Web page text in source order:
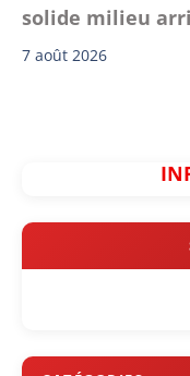
solide milieu
7 août 2026